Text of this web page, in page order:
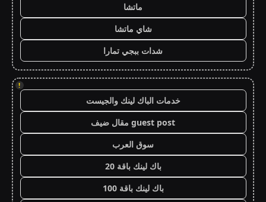
ماتشا
شاي ماتشا
شدات ببجي تمارا
!
خدمات الباك لينك والجيست
guest post مقال ضيف
سوق العرب
باك لينك باقة 20
باك لينك باقة 100